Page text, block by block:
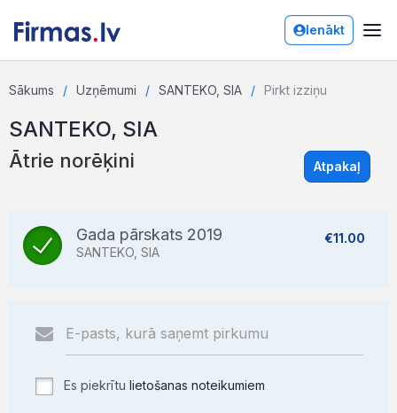
Ienākt
Sākums Uzņēmumi SANTEKO, SIA Pirkt izziņu
SANTEKO, SIA
Ātrie norēķini Atpakaļ
Gada pārskats 2019
SANTEKO, SIA
€11.00
Es piekrītu lietošanas noteikumiem